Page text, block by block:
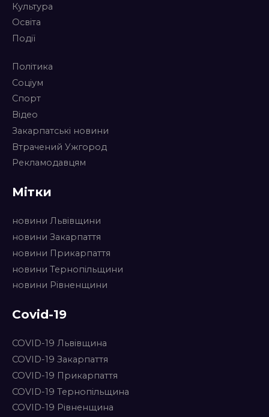
Культура
Освіта
Події
Політика
Соціум
Спорт
Відео
Закарпатські новини
Втрачений Ужгород
Рекламодавцям
Мітки
новини Львівщини
новини Закарпаття
новини Прикарпаття
новини Тернопільщини
новини Рівненщини
Covid-19
COVID-19 Львівщина
COVID-19 Закарпаття
COVID-19 Прикарпаття
COVID-19 Тернопільщина
COVID-19 Рівненщина